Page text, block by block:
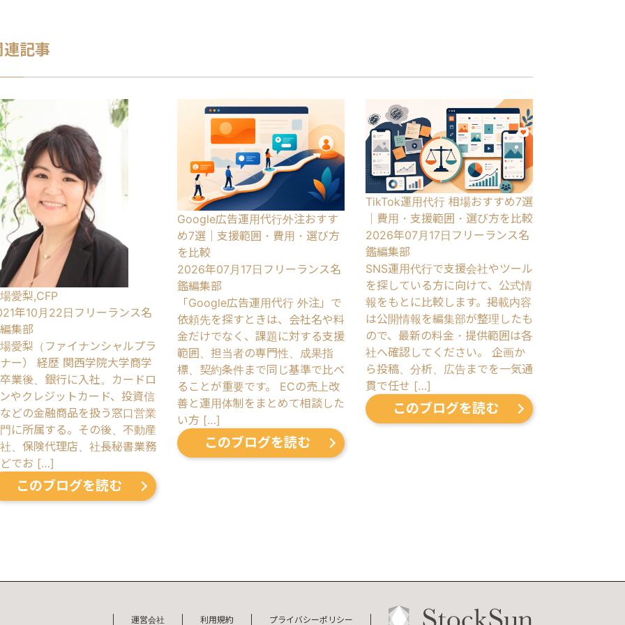
連記事
愛梨,CFP
年10月22日 フリーランス名
集部
愛梨（ファイナンシャルプラ
ー） 経歴 関西学院大学商学
業後、銀行に入社。カードロ
やクレジットカード、投資信
どの金融商品を扱う窓口営業
に所属する。その後、不動産
、保険代理店、社長秘書業務
でお […]
このブログを読む
Google広告運用代行外注おすす
め7選｜支援範囲・費用・選び方
を比較
2026年07月17日 フリーランス名
鑑編集部
「Google広告運用代行 外注」で
依頼先を探すときは、会社名や料
金だけでなく、課題に対する支援
範囲、担当者の専門性、成果指
標、契約条件まで同じ基準で比べ
ることが重要です。 ECの売上改
善と運用体制をまとめて相談した
い方 […]
このブログを読む
TikTok運用代行 相場おすすめ7選
｜費用・支援範囲・選び方を比較
2026年07月17日 フリーランス名
鑑編集部
SNS運用代行で支援会社やツール
を探している方に向けて、公式情
報をもとに比較します。掲載内容
は公開情報を編集部が整理したも
ので、最新の料金・提供範囲は各
社へ確認してください。 企画か
ら投稿、分析、広告までを一気通
貫で任せ […]
このブログを読む
運営会社 利用規約 プライバシーポリシー